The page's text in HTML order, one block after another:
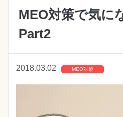
MEO対策で気に
Part2
2018.03.02 MEO対策